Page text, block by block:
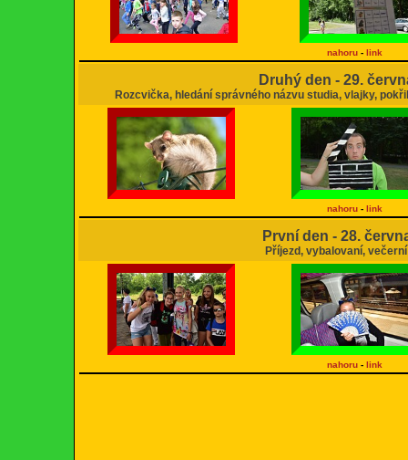
nahoru - link
Druhý den - 29.
Rozcvička, hledání správného názvu studia, vlajky,
nahoru - link
První den - 28.
Příjezd, vybalovaní,
nahoru - link